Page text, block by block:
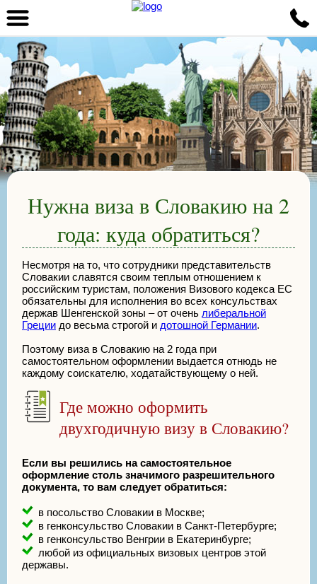
Нужна виза в Словакию на 2
года: куда обратиться?
Несмотря на то, что сотрудники представительств
Словакии славятся своим теплым отношением к
российским туристам, положения Визового кодекса ЕС
обязательны для исполнения во всех консульствах
держав Шенгенской зоны – от очень либеральной
Греции до весьма строгой и дотошной Германии.
Поэтому виза в Словакию на 2 года при
самостоятельном оформлении выдается отнюдь не
каждому соискателю, ходатайствующему о ней.
Где можно оформить
двухгодичную визу в Словакию?
Если вы решились на самостоятельное
оформление столь значимого разрешительного
документа, то вам следует обратиться:
в посольство Словакии в Москве;
в генконсульство Словакии в Санкт-Петербурге;
в генконсульство Венгрии в Екатеринбурге;
любой из официальных визовых центров этой
державы.